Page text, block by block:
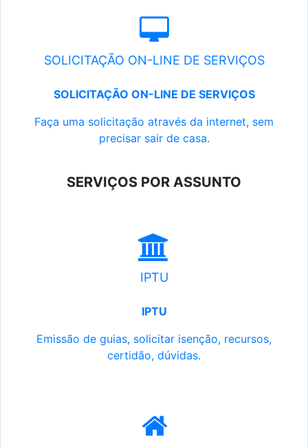
SOLICITAÇÃO ON-LINE DE SERVIÇOS
SOLICITAÇÃO ON-LINE DE SERVIÇOS
Faça uma solicitação através da internet, sem
precisar sair de casa.
SERVIÇOS POR ASSUNTO
IPTU
IPTU
Emissão de guias, solicitar isenção, recursos,
certidão, dúvidas.